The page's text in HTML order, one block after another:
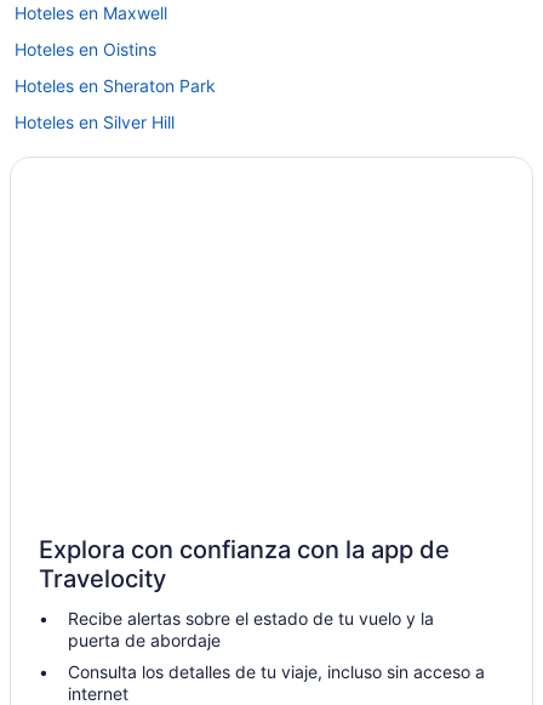
Hoteles en Maxwell
Hoteles en Oistins
Hoteles en Sheraton Park
Hoteles en Silver Hill
Explora con confianza con la app de
Travelocity
Recibe alertas sobre el estado de tu vuelo y la
puerta de abordaje
Consulta los detalles de tu viaje, incluso sin acceso a
internet